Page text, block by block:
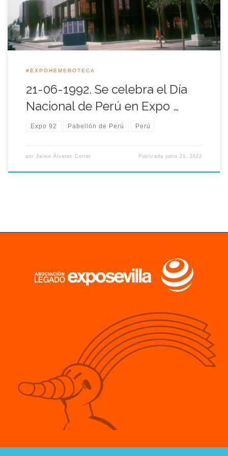
República, […]
#EXPOHEMEROTECA
21-06-1992. Se celebra el Día
Nacional de Perú en Expo …
Expo 92 Pabellón de Perú Perú
por Jaime Álvarez Corral Publicadajunio 21, 2022